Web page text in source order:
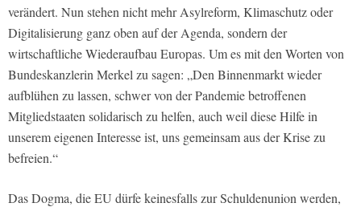
verändert. Nun stehen nicht mehr Asylreform, Klimaschutz oder
Digitalisierung ganz oben auf der Agenda, sondern der
wirtschaftliche Wiederaufbau Europas. Um es mit den Worten von
Bundeskanzlerin Merkel zu sagen: „Den Binnenmarkt wieder
aufblühen zu lassen, schwer von der Pandemie betroffenen
Mitgliedstaaten solidarisch zu helfen, auch weil diese Hilfe in
unserem eigenen Interesse ist, uns gemeinsam aus der Krise zu
befreien.“
Das Dogma, die EU dürfe keinesfalls zur Schuldenunion werden,